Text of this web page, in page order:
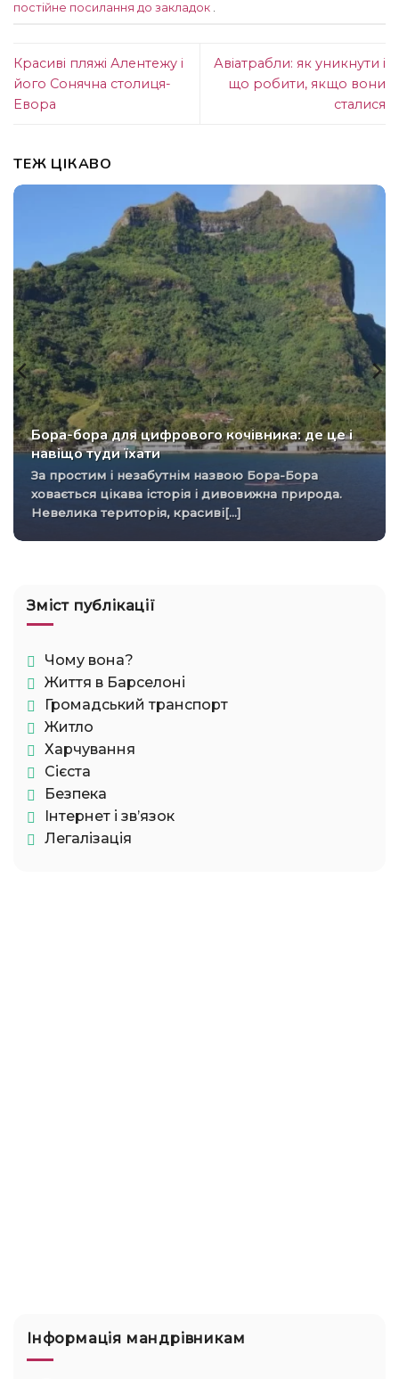
постійне посилання до закладок
Красиві пляжі Алентежу і
його Сонячна столиця-
Евора
Авіатрабли: як уникнути і
що робити, якщо вони
сталися
ТЕЖ ЦІКАВО
Бора-бора для цифрового кочівника: де це і
навіщо туди їхати
За простим і незабутнім назвою Бора-Бора
ховається цікава історія і дивовижна природа.
Невелика територія, красиві[...]
Зміст публікації
Чому вона?
Життя в Барселоні
Громадський транспорт
Житло
Харчування
Сієста
Безпека
Інтернет і зв’язок
Легалізація
Інформація мандрівникам